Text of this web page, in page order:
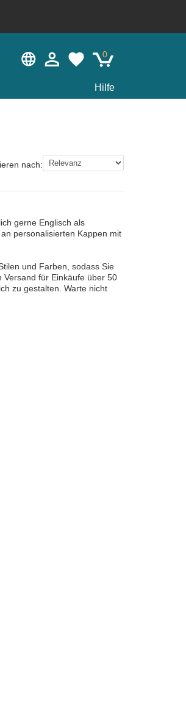
0
Hilfe
nach:
gerne Englisch als
personalisierten Kappen mit
und Farben, sodass Sie
für Einkäufe über 50
zu gestalten. Warte nicht